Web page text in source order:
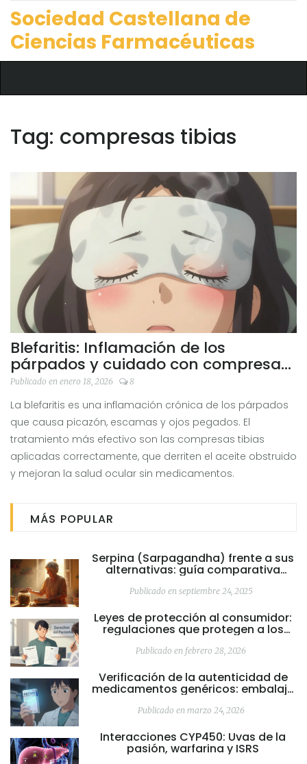
Sociedad Castellana de
Ciencias Farmacéuticas
Tag: compresas tibias
Blefaritis: Inflamación de los
párpados y cuidado con compresas
tibias
Publicado en enero 18, 2026 8
La blefaritis es una inflamación crónica de los párpados
que causa picazón, escamas y ojos pegados. El
tratamiento más efectivo son las compresas tibias
aplicadas correctamente, que derriten el aceite obstruido
y mejoran la salud ocular sin medicamentos.
MÁS POPULAR
Serpina (Sarpagandha) frente a sus
alternativas: guía comparativa
Publicado en septiembre 24, 2025
Leyes de protección al consumidor:
regulaciones que protegen a los
Publicado en febrero 28, 2026
Verificación de la autenticidad de
medicamentos genéricos: embalaje
Publicado en marzo 24, 2026
Interacciones CYP450: Uvas de la
pasión, warfarina y ISRS